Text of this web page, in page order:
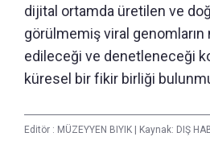
dijital ortamda üretilen ve
görülmemiş viral genomların
edileceği ve denetleneceği
küresel bir fikir birliği
Editör : MÜZEYYEN BIYIK | Kaynak: DIŞ